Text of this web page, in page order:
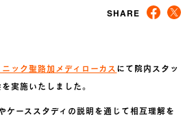
SHARE
ック聖路加メディローカス にて院内スタッ
実施いたしました。
ケーススタディの説明を通じて相互理解を